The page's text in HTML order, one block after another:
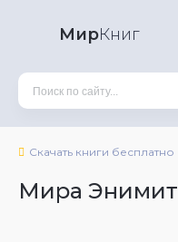
МирКниг
Скачать книги бесплатно
Мира Энимит